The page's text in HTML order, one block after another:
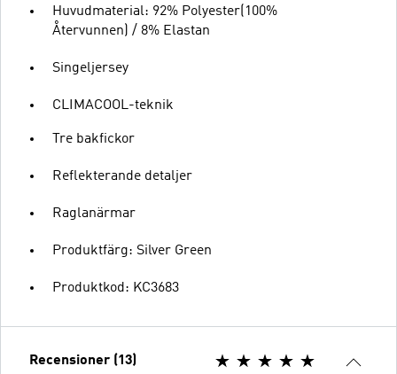
Huvudmaterial: 92% Polyester(100%
Återvunnen) / 8% Elastan
Singeljersey
CLIMACOOL-teknik
Tre bakfickor
Reflekterande detaljer
Raglanärmar
Produktfärg: Silver Green
Produktkod: KC3683
Recensioner (13)